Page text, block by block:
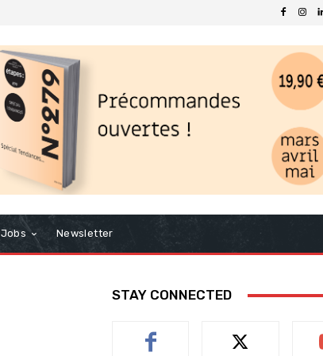
Jobs Newsletter
STAY CONNECTED